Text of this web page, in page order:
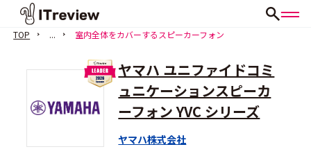
TOP ... 室内全体をカバーするスピーカーフォン
ヤマハ ユニファイドコミ
ュニケーションスピーカ
ーフォン YVC シリーズ
ヤマハ株式会社